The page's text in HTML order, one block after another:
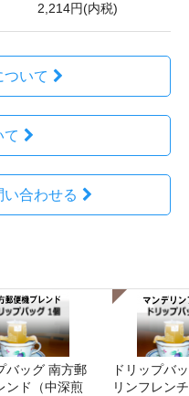
2,214円(内税)
ついて
て
い合わせる
バッグ 南方郵
ンド（中深煎
ドリップバ
リンフレン